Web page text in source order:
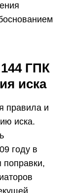
ГПК
иска
правила и
иска.
году в
поправки,